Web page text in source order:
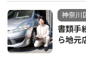
神奈川
書類手
ら地元